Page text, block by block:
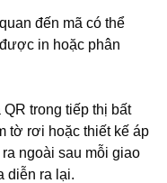
đến mã có thể
in hoặc phân
trong tiếp thị bất
tờ rơi hoặc thiết kế áp
ngoài sau mỗi giao
diễn ra lại.